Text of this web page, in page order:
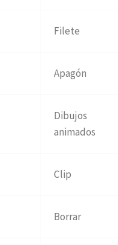
Filete
Apagón
Dibujos
animados
Clip
Borrar